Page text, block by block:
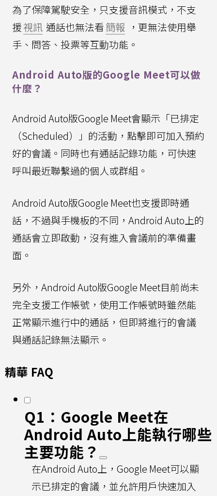
為了保障駕駛安全，只支援音訊模式，不支
援視訊 通話也無法看簡報 ，更無法使用舉
手、問答、投票等互動功能。
Android Auto版的Google Meet可以做
什麼？
Android Auto版Google Meet會顯示「已排定
（Scheduled）」的活動，點擊即可加入預約
好的會議。同時也有通話記錄功能，可快速
呼叫最近聯繫過的個人或群組。
Android Auto版Google Meet也支援即時通
話，不過與手機板的不同，Android Auto上的
通話會立即啟動，沒有進入會議前的準備畫
面。
另外，Android Auto版Google Meet目前尚未
完全支援工作帳號，使用工作帳號時雖然能
正常顯示進行中的通話，但即將進行的會議
與通話記錄無法顯示。
精華 FAQ
Q1：Google Meet在
Android Auto上能執行哪些
主要功能？
在Android Auto上，Google Meet可以顯
示已排定的會議，並允許用戶快速加入